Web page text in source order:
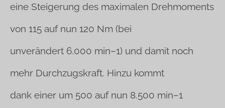
eine Steigerung des maximalen Drehmoments
von 115 auf nun 120 Nm (bei
unverändert 6.000 min–1) und damit noch
mehr Durchzugskraft. Hinzu kommt
dank einer um 500 auf nun 8.500 min–1